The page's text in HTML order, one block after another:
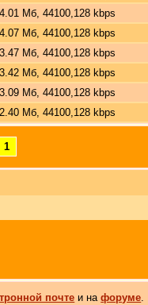
4.01 Мб, 44100,128 kbps
4.07 Мб, 44100,128 kbps
3.47 Мб, 44100,128 kbps
3.42 Мб, 44100,128 kbps
3.09 Мб, 44100,128 kbps
2.40 Мб, 44100,128 kbps
1
почте и нафоруме